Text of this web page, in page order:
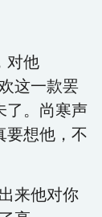
对他
这一款罢
了。尚寒声
要想他，不
来他对你